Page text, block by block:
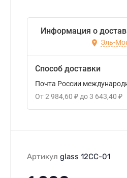
Информация о
Эль-
Способ доставки
Почта России
От
2 984,60 ₽ до 3 643,40 ₽
Артикул glass 12CC-01